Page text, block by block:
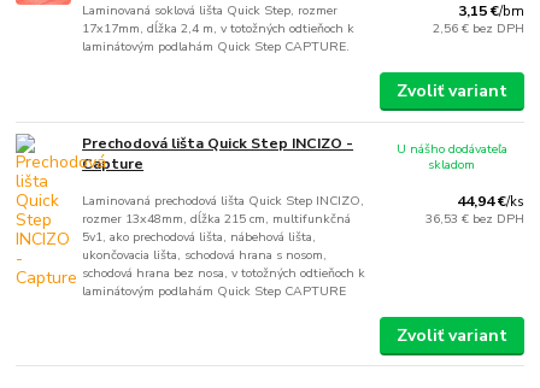
Laminovaná soklová lišta Quick Step, rozmer
17x17mm, dĺžka 2,4 m, v totožných odtieňoch k
laminátovým podlahám Quick Step CAPTURE.
3,15 €/bm
2,56 € bez DPH
Zvoliť variant
Prechodová lišta Quick Step INCIZO -
Capture
Laminovaná prechodová lišta Quick Step INCIZO,
rozmer 13x48mm, dĺžka 215 cm, multifunkčná
5v1, ako prechodová lišta, nábehová lišta,
ukončovacia lišta, schodová hrana s nosom,
schodová hrana bez nosa, v totožných odtieňoch k
laminátovým podlahám Quick Step CAPTURE
44,94 €/ks
36,53 € bez DPH
U nášho dodávateľa
skladom
Zvoliť variant